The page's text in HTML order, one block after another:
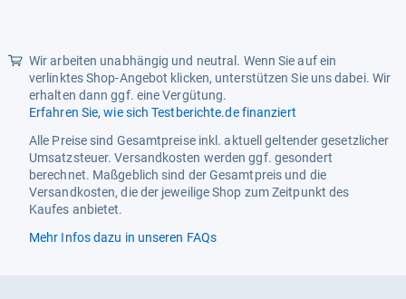
Wir arbeiten unabhängig und neutral. Wenn Sie auf ein
verlinktes Shop-Angebot klicken, unterstützen Sie uns dabei. Wir
erhalten dann ggf. eine Vergütung.
Erfahren Sie, wie sich Testberichte.de finanziert
Alle Preise sind Gesamtpreise inkl. aktuell geltender gesetzlicher
Umsatzsteuer. Versandkosten werden ggf. gesondert
berechnet. Maßgeblich sind der Gesamtpreis und die
Versandkosten, die der jeweilige Shop zum Zeitpunkt des
Kaufes anbietet.
Mehr Infos dazu in unseren FAQs